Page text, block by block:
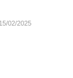
02/2025